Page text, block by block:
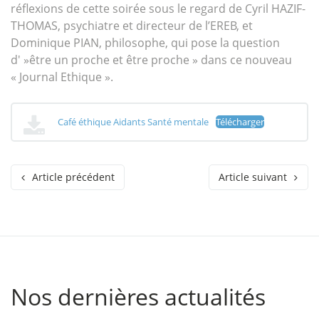
réflexions de cette soirée sous le regard de Cyril HAZIF-
THOMAS, psychiatre et directeur de l’EREB, et
Dominique PIAN, philosophe, qui pose la question
d' »être un proche et être proche » dans ce nouveau
« Journal Ethique ».
Café éthique Aidants Santé mentale Télécharger
Article précédent Article suivant
Nos dernières actualités